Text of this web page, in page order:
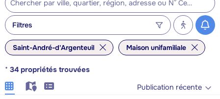
Filtres
Saint-André-d'Argenteuil Maison unifamiliale
* 34 propriétés trouvées
Publication récente